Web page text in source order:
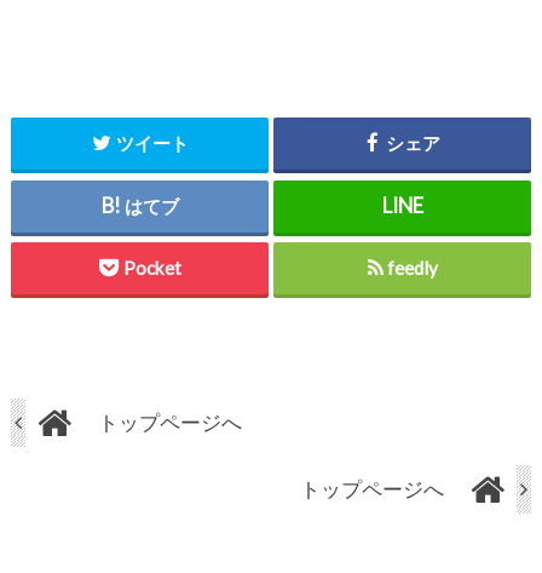
ツイート シェア
はてブ
Pocket feedly
トップページへ
トップページへ